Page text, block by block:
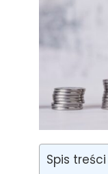
Spis treści